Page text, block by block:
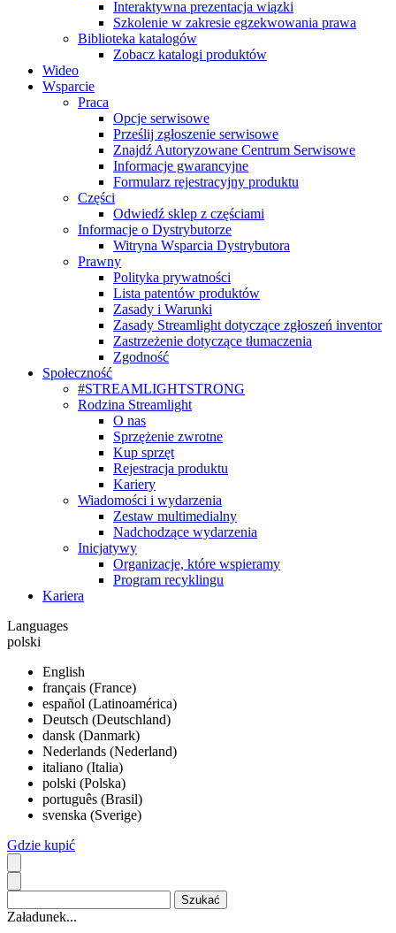
Interaktywna prezentacja wiązki
Szkolenie w zakresie egzekwowania prawa
Biblioteka katalogów
Zobacz katalogi produktów
Wideo
Wsparcie
Praca
Opcje serwisowe
Prześlij zgłoszenie serwisowe
Znajdź Autoryzowane Centrum Serwisowe
Informacje gwarancyjne
Formularz rejestracyjny produktu
Części
Odwiedź sklep z częściami
Informacje o Dystrybutorze
Witryna Wsparcia Dystrybutora
Prawny
Polityka prywatności
Lista patentów produktów
Zasady i Warunki
Zasady Streamlight dotyczące zgłoszeń inventor
Zastrzeżenie dotyczące tłumaczenia
Zgodność
Społeczność
#STREAMLIGHTSTRONG
Rodzina Streamlight
O nas
Sprzężenie zwrotne
Kup sprzęt
Rejestracja produktu
Kariery
Wiadomości i wydarzenia
Zestaw multimedialny
Nadchodzące wydarzenia
Inicjatywy
Organizacje, które wspieramy
Program recyklingu
Kariera
Languages
polski
English
français (France)
español (Latinoamérica)
Deutsch (Deutschland)
dansk (Danmark)
Nederlands (Nederland)
italiano (Italia)
polski (Polska)
português (Brasil)
svenska (Sverige)
Gdzie kupić
Załadunek...